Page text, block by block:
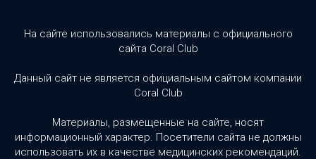
На сайте использовались материалы с официального
сайта Coral Club
Данный сайт не является официальным сайтом компании
Coral Club
Материалы, размещенные на сайте, носят
информационный характер. Посетители сайта не должны
использовать их в качестве медицинских рекомендаций.